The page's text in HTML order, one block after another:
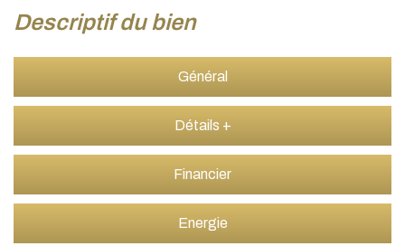
descriptif du bien
Général
Détails +
Financier
Energie